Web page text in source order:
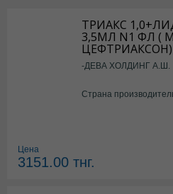
ТРИАКС
3,5МЛ N1 ФЛ (
ЦЕФТРИАКСОН)
-ДЕВА ХОЛДИНГ А.Ш.
Страна
Цена
3151.00 тнг.